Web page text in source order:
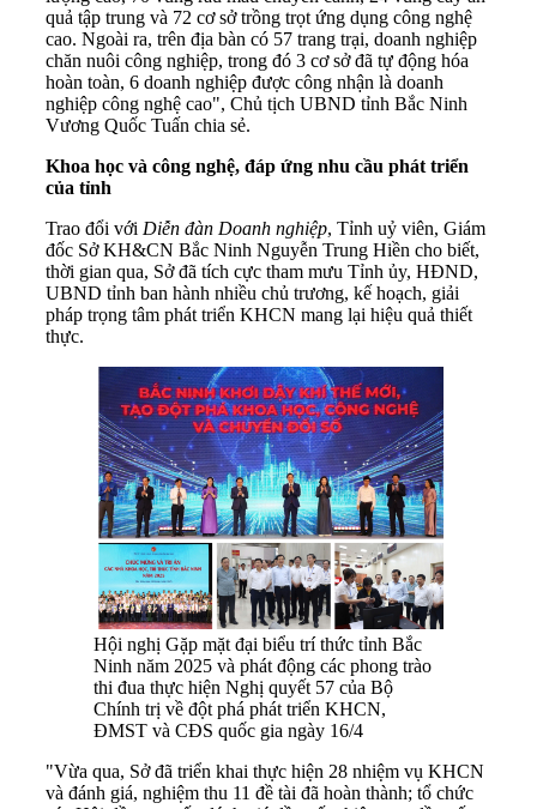
quả tập trung và 72 cơ sở trồng trọt ứng dụng công nghệ
cao. Ngoài ra, trên địa bàn có 57 trang trại, doanh nghiệp
chăn nuôi công nghiệp, trong đó 3 cơ sở đã tự động hóa
hoàn toàn, 6 doanh nghiệp được công nhận là doanh
nghiệp công nghệ cao", Chủ tịch UBND tỉnh Bắc Ninh
Vương Quốc Tuấn chia sẻ.
Khoa học và công nghệ, đáp ứng nhu cầu phát triển
của tỉnh
Trao đổi với Diễn đàn Doanh nghiệp, Tỉnh uỷ viên, Giám
đốc Sở KH&CN Bắc Ninh Nguyễn Trung Hiền cho biết,
thời gian qua, Sở đã tích cực tham mưu Tỉnh ủy, HĐND,
UBND tỉnh ban hành nhiều chủ trương, kế hoạch, giải
pháp trọng tâm phát triển KHCN mang lại hiệu quả thiết
thực.
Hội nghị Gặp mặt đại biểu trí thức tỉnh Bắc
Ninh năm 2025 và phát động các phong trào
thi đua thực hiện Nghị quyết 57 của Bộ
Chính trị về đột phá phát triển KHCN,
ĐMST và CĐS quốc gia ngày 16/4
"Vừa qua, Sở đã triển khai thực hiện 28 nhiệm vụ KHCN
và đánh giá, nghiệm thu 11 đề tài đã hoàn thành; tổ chức